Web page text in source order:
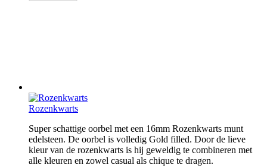
Rozenkwarts
Super schattige oorbel met een 16mm Rozenkwarts munt
edelsteen. De oorbel is volledig Gold filled. Door de lieve
kleur van de rozenkwarts is hij geweldig te combineren met
alle kleuren en zowel casual als chique te dragen.